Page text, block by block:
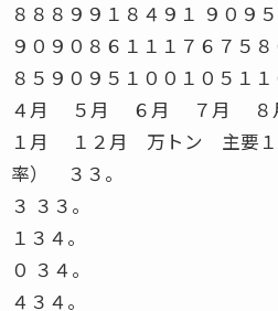
３ ３３。
１３４。
０ ３４。
４３４。